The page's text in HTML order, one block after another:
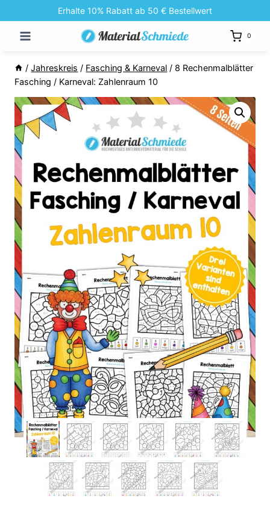
Inhalt
springen
Erhalte 10% Rabatt ab 50 € Bestellwert
0
/ Jahreskreis / Fasching & Karneval / 8 Rechenmalblätter
Fasching / Karneval: Zahlenraum 10